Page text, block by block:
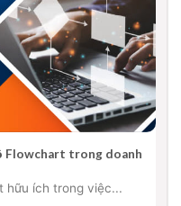
Flowchart trong doanh
hữu ích trong việc...